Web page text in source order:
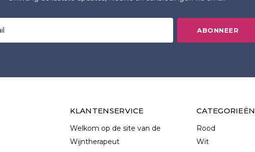
ABONNEER
KLANTENSERVICE
Welkom op de site van de
Wijntherapeut
CATEGORIEËN
Rood
Wit